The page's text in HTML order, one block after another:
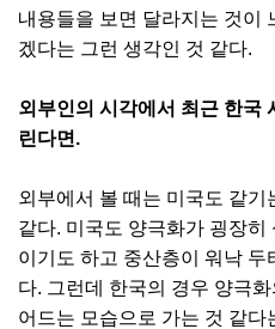
내용들을 보면 달라지는 것이
겠다는 그런 생각인 것 같다.
외부인의 시각에서 최근 한국
린다면.
외부에서 볼 때는 미국도 같
같다. 미국도 양극화가 굉장히
이기도 하고 중산층이 워낙
다. 그런데 한국의 경우 양극
어드는 모습으로 가는 것 같